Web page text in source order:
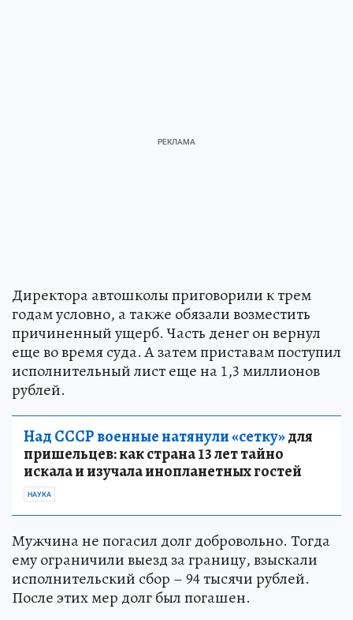
Директора автошколы приговорили к трем
годам условно, а также обязали возместить
причиненный ущерб. Часть денег он вернул
еще во время суда. А затем приставам поступил
исполнительный лист еще на 1,3 миллионов
рублей.
Над СССР военные натянули «сетку»для
пришельцев: как страна 13 лет тайно
искала и изучала инопланетных гостей
НАУКА
Мужчина не погасил долг добровольно. Тогда
ему ограничили выезд за границу, взыскали
исполнительский сбор – 94 тысячи рублей.
После этих мер долг был погашен.